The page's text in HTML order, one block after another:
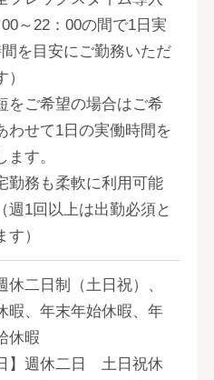
00～22：00の間で1日実
を目安にご勤務いただ
）
をご希望の場合はご希
わせて1日の実働時間を
ます。
勤務も柔軟に利用可能
週1回以上は出勤必須と
す）
休二日制（土日祝）、
暇、年末年始休暇、年
休暇
】週休二日 土日祝休